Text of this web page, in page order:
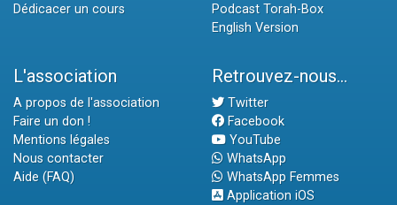
Dédicacer un cours
Podcast Torah-Box
English Version
L'association
A propos de l'association
Faire un don !
Mentions légales
Nous contacter
Aide (FAQ)
Retrouvez-nous...
Twitter
Facebook
YouTube
WhatsApp
WhatsApp Femmes
Application iOS